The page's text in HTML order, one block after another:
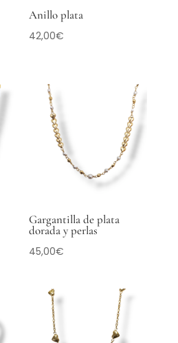
Anillo plata
42,00€
Gargantilla de plata
dorada y perlas
45,00€